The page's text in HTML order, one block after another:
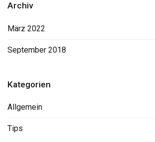
Archiv
März 2022
September 2018
Kategorien
Allgemein
Tips